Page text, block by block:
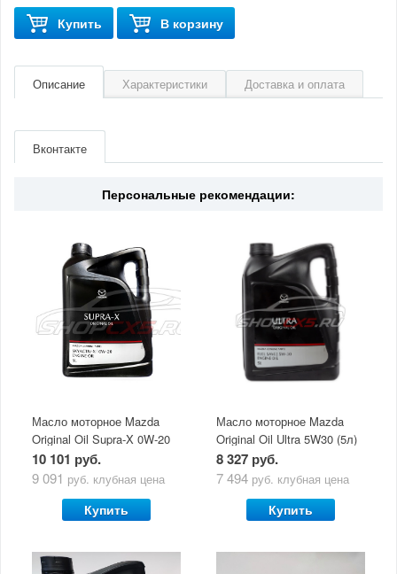
Купить В корзину
Описание Характеристики Доставка и оплата
Страна Япония
Вконтакте
Персональные рекомендации:
Масло моторное Mazda
Original Oil Supra-X 0W-20
(5 л)
10 101 руб.
9 091 руб. клубная цена
Купить
Масло моторное Mazda
Original Oil Ultra 5W30 (5л)
8 327 руб.
7 494 руб. клубная цена
Купить